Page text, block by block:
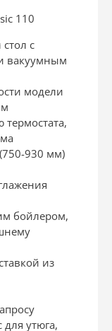
110
с
вакуумным
модели
930 мм)
бойлером,
из
утюга,